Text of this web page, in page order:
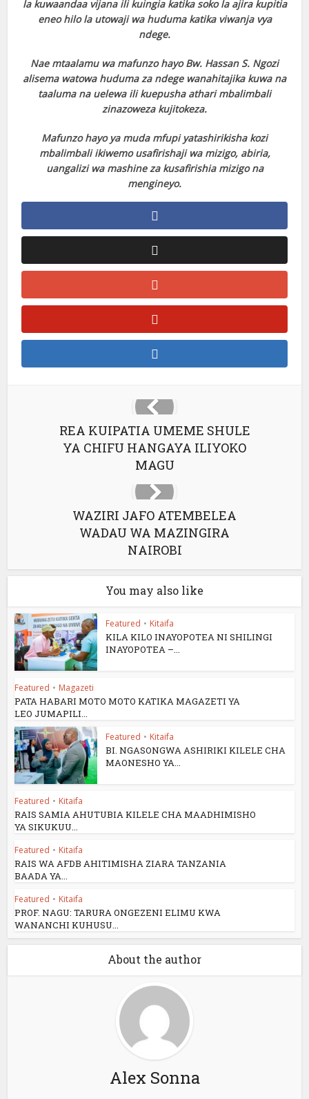
la kuwaandaa vijana ili kuingia katika soko la ajira kupitia
eneo hilo la utowaji wa huduma katika viwanja vya
ndege.
Nae mtaalamu wa mafunzo hayo Bw. Hassan S. Ngozi
alisema watowa huduma za ndege wanahitajika kuwa na
taaluma na uelewa ili kuepusha athari mbalimbali
zinazoweza kujitokeza.
Mafunzo hayo ya muda mfupi yatashirikisha kozi
mbalimbali ikiwemo usafirishaji wa mizigo, abiria,
uangalizi wa mashine za kusafirishia mizigo na
mengineyo.
REA KUIPATIA UMEME SHULE
YA CHIFU HANGAYA ILIYOKO
MAGU
WAZIRI JAFO ATEMBELEA
WADAU WA MAZINGIRA
NAIROBI
You may also like
Featured • Kitaifa
KILA KILO INAYOPOTEA NI SHILINGI
INAYOPOTEA –...
Featured • Magazeti
PATA HABARI MOTO MOTO KATIKA MAGAZETI YA
LEO JUMAPILI...
Featured • Kitaifa
BI. NGASONGWA ASHIRIKI KILELE CHA
MAONESHO YA...
Featured • Kitaifa
RAIS SAMIA AHUTUBIA KILELE CHA MAADHIMISHO
YA SIKUKUU...
Featured • Kitaifa
RAIS WA AFDB AHITIMISHA ZIARA TANZANIA
BAADA YA...
Featured • Kitaifa
PROF. NAGU: TARURA ONGEZENI ELIMU KWA
WANANCHI KUHUSU...
About the author
Alex Sonna